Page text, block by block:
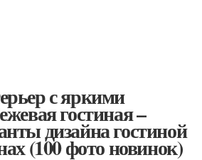
с яркими
гостиная –
дизайна гостиной
(100 фото новинок)